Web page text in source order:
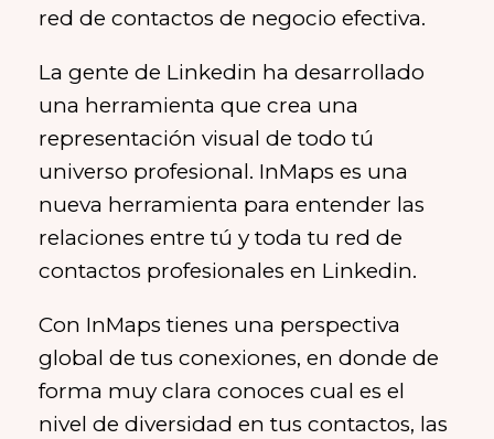
red de contactos de negocio efectiva.
La gente de Linkedin ha desarrollado
una herramienta que crea una
representación visual de todo tú
universo profesional. InMaps es una
nueva herramienta para entender las
relaciones entre tú y toda tu red de
contactos profesionales en Linkedin.
Con InMaps tienes una perspectiva
global de tus conexiones, en donde de
forma muy clara conoces cual es el
nivel de diversidad en tus contactos, las